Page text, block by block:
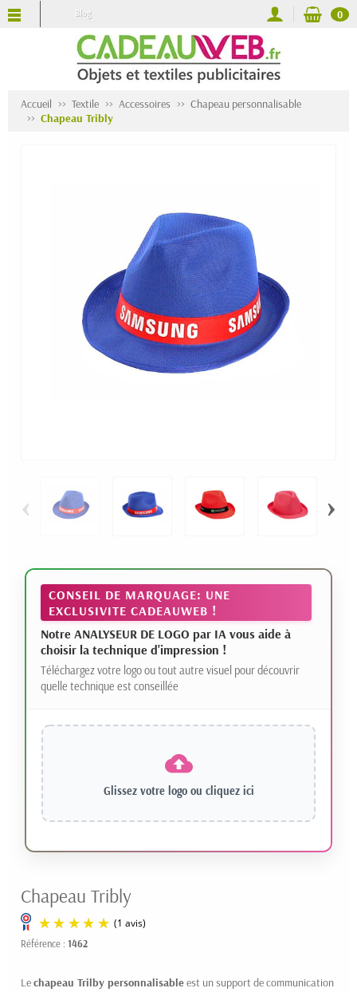
Blog 0
Accueil Textile Accessoires
Chapeau personnalisable
Chapeau Tribly
‹ ›
CONSEIL DE MARQUAGE: UNE
EXCLUSIVITE CADEAUWEB !
Notre ANALYSEUR DE LOGO par IA vous aide à
choisir la technique d'impression !
Téléchargez votre logo ou tout autre visuel pour découvrir
quelle technique est conseillée
Glissez votre logo ou cliquez ici
Chapeau Tribly
Référence : 1462
Lechapeau Trilby personnalisableest un support de communication